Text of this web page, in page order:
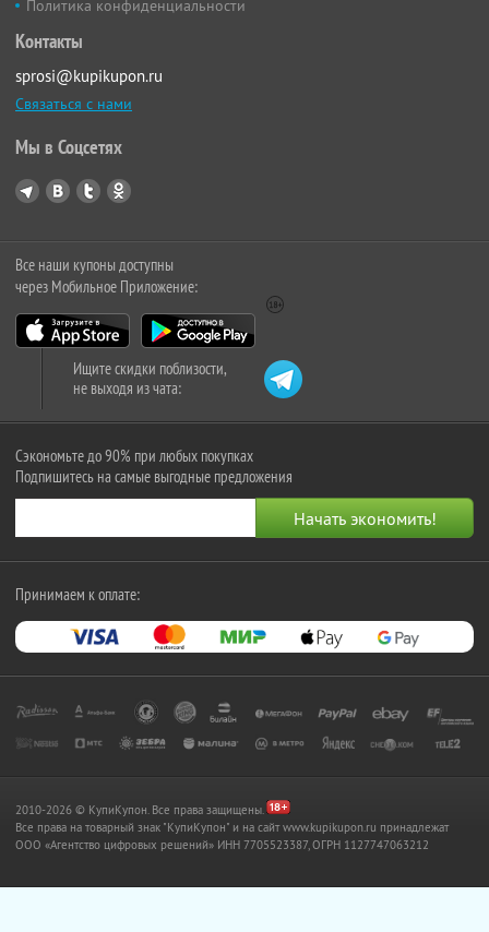
Политика конфиденциальности
Контакты
sprosi@kupikupon.ru
Связаться с нами
Мы в Соцсетях
Все наши купоны доступны
через Мобильное Приложение:
Ищите скидки поблизости,
не выходя из чата:
Сэкономьте до 90% при любых покупках
Подпишитесь на самые выгодные предложения
Принимаем к оплате:
2010-2026 © КупиКупон. Все права защищены.
Все права на товарный знак "КупиКупон" и на сайт www.kupikupon.ru принадлежат
OOO «Агентство цифровых решений» ИНН 7705523387, ОГРН 1127747063212